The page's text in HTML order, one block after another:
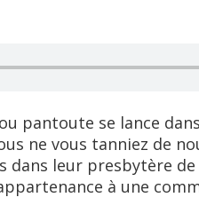
pantoute se lance
ne vous tanniez de
leur presbytère
à une